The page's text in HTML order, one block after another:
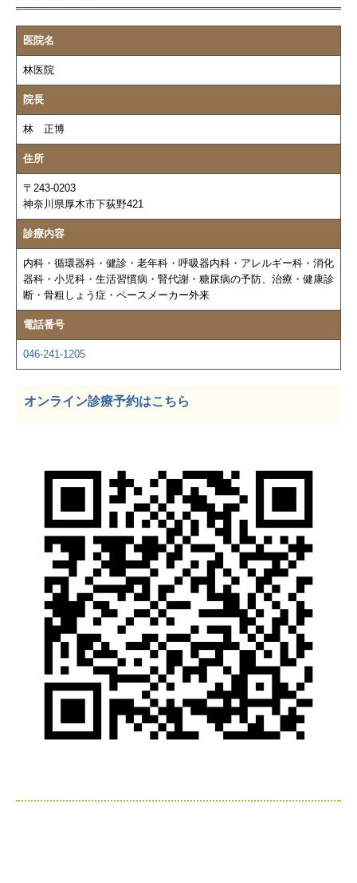
医院名
林医院
院長
林 正博
住所
〒243-0203
神奈川県厚木市下荻野421
診療内容
内科・循環器科・健診・老年科・呼吸器内科・アレルギー科・消化
器科・小児科・生活習慣病・腎代謝・糖尿病の予防、治療・健康診
断・ 骨粗しょう症・ペースメーカー外来
電話番号
046-241-1205
オンライン診療予約はこちら